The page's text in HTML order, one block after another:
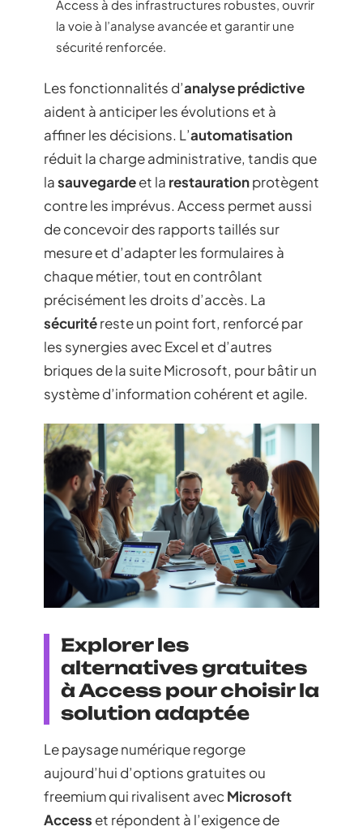
Access à des infrastructures robustes, ouvrir
la voie à l’analyse avancée et garantir une
sécurité renforcée.
Les fonctionnalités d’analyse prédictive
aident à anticiper les évolutions et à
affiner les décisions. L’automatisation
réduit la charge administrative, tandis que
lasauvegardeet la restaurationprotègent
contre les imprévus. Access permet aussi
de concevoir des rapports taillés sur
mesure et d’adapter les formulaires à
chaque métier, tout en contrôlant
précisément les droits d’accès. La
sécuritéreste un point fort, renforcé par
les synergies avec Excel et d’autres
briques de la suite Microsoft, pour bâtir un
système d’information cohérent et agile.
Explorer les
alternatives gratuites
à Access pour choisir la
solution adaptée
Le paysage numérique regorge
aujourd’hui d’options gratuites ou
freemium qui rivalisent avec Microsoft
Access et répondent à l’exigence de